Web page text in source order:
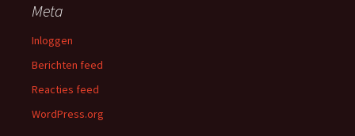
Meta
Inloggen
Berichten feed
Reacties feed
WordPress.org